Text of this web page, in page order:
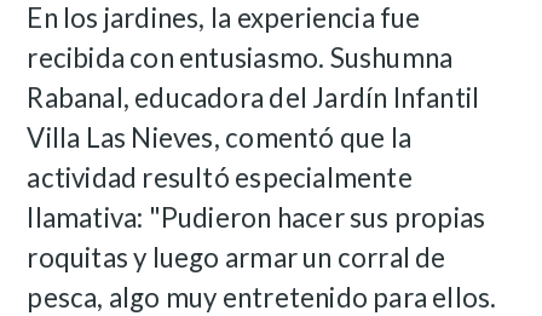
En los jardines, la experiencia fue
recibida con entusiasmo. Sushumna
Rabanal, educadora del Jardín Infantil
Villa Las Nieves, comentó que la
actividad resultó especialmente
llamativa: "Pudieron hacer sus propias
roquitas y luego armar un corral de
pesca, algo muy entretenido para ellos.